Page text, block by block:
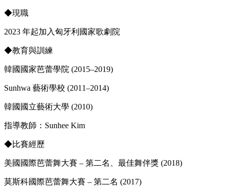
◆現職
2023 年起加入匈牙利國家歌劇院
◆教育與訓練
韓國國家芭蕾學院 (2015–2019)
Sunhwa 藝術學校 (2011–2014)
韓國國立藝術大學 (2010)
指導教師：Sunhee Kim
◆比賽經歷
美國國際芭蕾舞大賽 – 第二名、最佳舞伴獎 (2018)
莫斯科國際芭蕾舞大賽 – 第二名 (2017)